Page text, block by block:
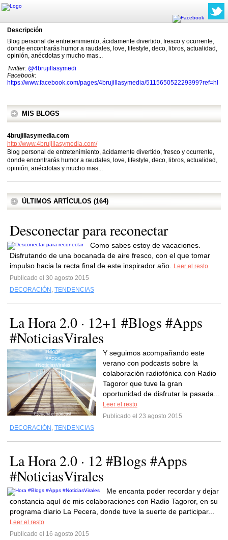
Descripción
Blog personal de entretenimiento, ácidamente divertido, fresco y ocurrente,
donde encontrarás humor a raudales, love, lifestyle, deco, libros, actualidad,
opinión, anécdotas y mucho mas...
Twitter: @4brujillasymedi
Facebook:
https://www.facebook.com/pages/4brujillasymedia/511565052229399?ref=hl
MIS BLOGS
4brujillasymedia.com
http://www.4brujillasymedia.com/
Blog personal de entretenimiento, ácidamente divertido, fresco y ocurrente,
donde encontrarás humor a raudales, love, lifestyle, deco, libros, actualidad,
opinión, anécdotas y mucho mas...
ÚLTIMOS ARTÍCULOS (164)
Desconectar para reconectar
Como sabes estoy de vacaciones.
Disfrutando de una bocanada de aire fresco, con el que tomar
impulso hacia la recta final de este inspirador año.
Leer el resto
Publicado el 30 agosto 2015
DECORACIÓN , TENDENCIAS
La Hora 2.0 · 12+1 #Blogs #Apps
#NoticiasVirales
Y seguimos acompañando este
verano con podcasts sobre la
colaboración radiofónica con Radio
Tagoror que tuve la gran
oportunidad de disfrutar la pasada...
Leer el resto
Publicado el 23 agosto 2015
DECORACIÓN , TENDENCIAS
La Hora 2.0 · 12 #Blogs #Apps
#NoticiasVirales
Me encanta poder recordar y dejar
constancia aquí de mis colaboraciones con Radio Tagoror, en su
programa diario La Pecera, donde tuve la suerte de participar...
Leer el resto
Publicado el 16 agosto 2015